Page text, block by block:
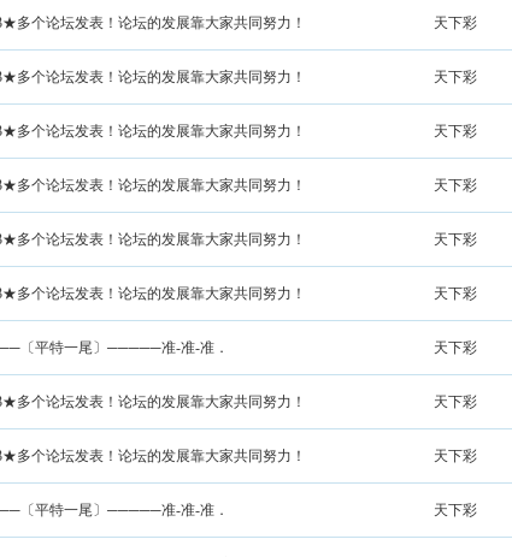
个论坛发表！论坛的发展靠大家共同努力！ 天下彩
个论坛发表！论坛的发展靠大家共同努力！ 天下彩
个论坛发表！论坛的发展靠大家共同努力！ 天下彩
个论坛发表！论坛的发展靠大家共同努力！ 天下彩
个论坛发表！论坛的发展靠大家共同努力！ 天下彩
个论坛发表！论坛的发展靠大家共同努力！ 天下彩
〔平特一尾〕─────准-准-准． 天下彩
个论坛发表！论坛的发展靠大家共同努力！ 天下彩
个论坛发表！论坛的发展靠大家共同努力！ 天下彩
〔平特一尾〕─────准-准-准． 天下彩